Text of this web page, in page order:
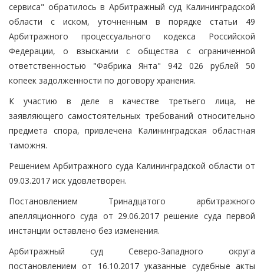
сервиса" обратилось в Арбитражный суд Калининградской
области с иском, уточненным в порядке статьи 49
Арбитражного процессуального кодекса Российской
Федерации, о взыскании с общества с ограниченной
ответственностью "Фабрика Янта" 942 026 рублей 50
копеек задолженности по договору хранения.
К участию в деле в качестве третьего лица, не
заявляющего самостоятельных требований относительно
предмета спора, привлечена Калининградская областная
таможня.
Решением Арбитражного суда Калининградской области от
09.03.2017 иск удовлетворен.
Постановлением Тринадцатого арбитражного
апелляционного суда от 29.06.2017 решение суда первой
инстанции оставлено без изменения.
Арбитражный суд Северо-Западного округа
постановлением от 16.10.2017 указанные судебные акты